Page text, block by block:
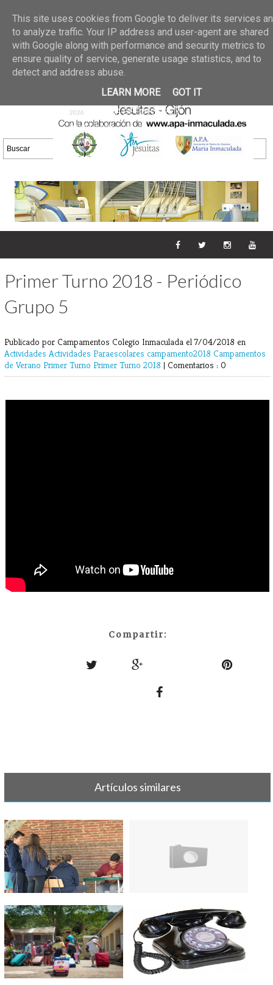
02 jun 2026
GALERIA DE FOTOS
30/05/2026
25 may 2026
GALERIA
DE FOTOS 23/05/2026
20 may
2026
GALERIA DE FOTOS
16/05/2026
DE FOTOS 09/05/2026
28 abr
2026
GALERIA DE FOTOS 25 Y
26/04/2026
Primer Turno 2018 - Periódico
Grupo 5
Publicado por Campamentos Colegio Inmaculada el 7/04/2018 en
Actividades Actividades Paraescolares campamento2018 Campamentos
de Verano Primer Turno Primer Turno 2018 | Comentarios : 0
Compartir:
Artículos similares
Tercer turno - Día 11
Tercer turno 2019 - VIDEO
Grupo 3
This site uses cookies from Google to deliver its services
to analyze traffic. Your IP address and user-agent are shared
with Google along with performance and security metrics to
ensure quality of service, generate usage statistics, and to
detect and address abuse.
LEARN MORE
GOT IT